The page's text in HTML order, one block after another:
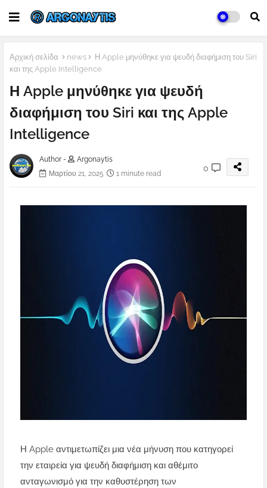
Αρχική σελίδα news
Η Apple μηνύθηκε για ψευδή διαφήμιση του Siri
και της Apple Intelligence
Η Apple μηνύθηκε για ψευδή
διαφήμιση του Siri και της Apple
Intelligence
Author -
Argonaytis
Μαρτίου 21, 2025
1 minute read
0
Η Apple αντιμετωπίζει μια νέα μήνυση που κατηγορεί
την εταιρεία για ψευδή διαφήμιση και αθέμιτο
ανταγωνισμό για την καθυστέρηση των